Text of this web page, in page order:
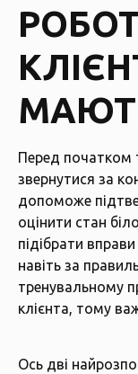
Перед початком
звернутися за
допоможе
оцінити стан
підібрати
навіть за
тренувальному
клієнта, тому
Ось дві